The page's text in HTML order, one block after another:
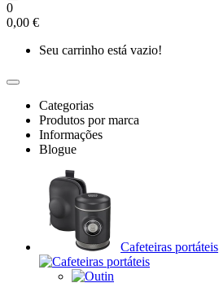
0
0,00 €
Seu carrinho está vazio!
Categorias
Produtos por marca
Informações
Blogue
Cafeteiras portáteis